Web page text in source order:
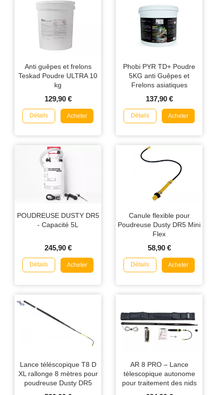
Anti guêpes et frelons
Teskad Poudre ULTRA 10
kg
129,90 €
Détails Acheter
Phobi PYR TD+ Poudre
5KG anti Guêpes et
Frelons asiatiques
137,90 €
Détails Acheter
POUDREUSE DUSTY DR5
- Capacité 5L
245,90 €
Détails Acheter
Canule flexible pour
Poudreuse Dusty DR5 Mini
Flex
58,90 €
Détails Acheter
Lance téléscopique T8 D
XL rallonge 8 mètres pour
poudreuse Dusty DR5
AR 8 PRO – Lance
télescopique autonome
pour traitement des nids